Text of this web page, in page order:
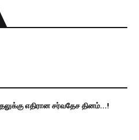
எதிரான சர்வதேச தினம்...!